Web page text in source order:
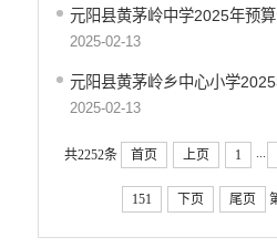
元阳县黄茅岭中学2025年预
2025-02-13
元阳县黄茅岭乡中心小学
2025-02-13
共2252条 首页 上页 1 ...
151 下页 尾页